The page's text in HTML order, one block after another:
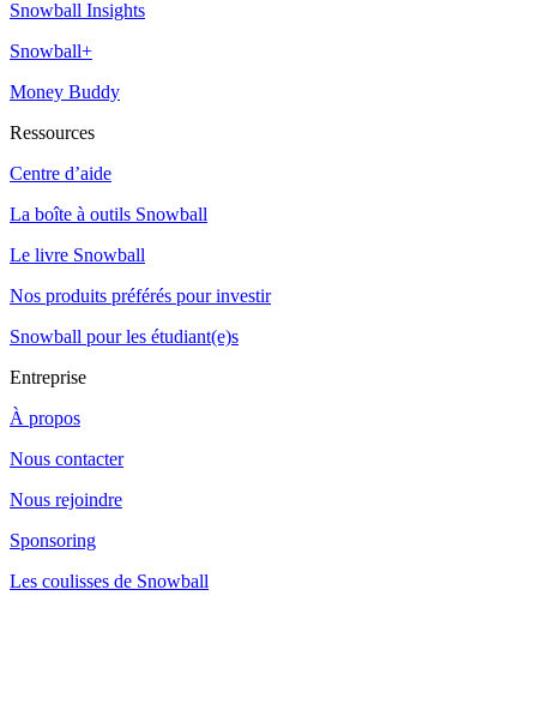
Snowball Insights
Snowball+
Money Buddy
Ressources
Centre d’aide
La boîte à outils Snowball
Le livre Snowball
Nos produits préférés pour investir
Snowball pour les étudiant(e)s
Entreprise
À propos
Nous contacter
Nous rejoindre
Sponsoring
Les coulisses de Snowball